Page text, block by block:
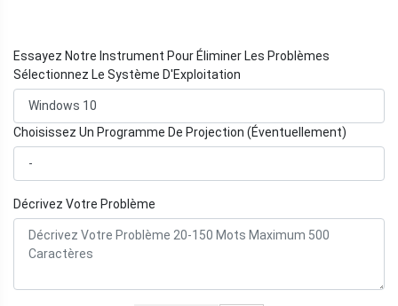
Essayez Notre Instrument Pour Éliminer Les Problèmes
Sélectionnez Le Système D'Exploitation
Choisissez Un Programme De Projection (Éventuellement)
Décrivez Votre Problème